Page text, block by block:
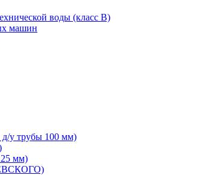
воды (класс В)
машин
у трубы 100 мм)
мм)